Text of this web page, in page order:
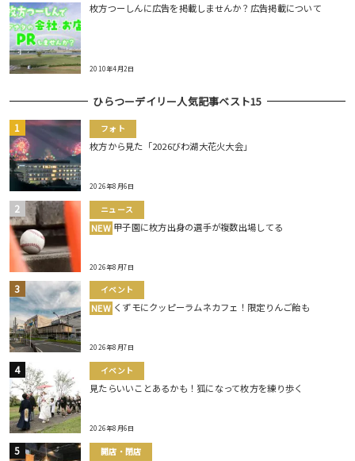
枚方つーしんに広告を掲載しませんか？広告掲載について
2010年4月2日
ひらつーデイリー人気記事ベスト15
フォト
枚方から見た「2026びわ湖大花火大会」
2026年8月6日
ニュース
NEW 甲子園に枚方出身の選手が複数出場してる
2026年8月7日
イベント
NEW くずモにクッピーラムネカフェ！限定りんご飴も
2026年8月7日
イベント
見たらいいことあるかも！狐になって枚方を練り歩く
2026年8月6日
開店・閉店